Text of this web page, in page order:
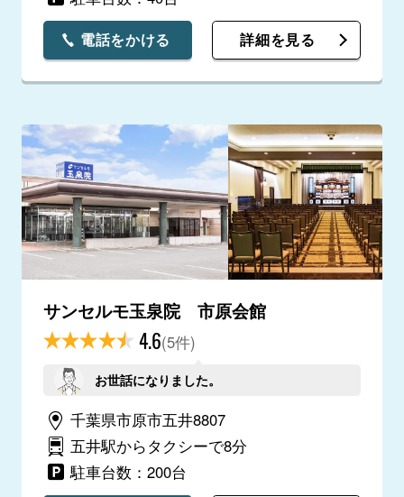
電話をかける 詳細を見る
サンセルモ玉泉院 市原会館
4.6(5件)
お世話になりました。
千葉県市原市五井8807
五井駅からタクシーで8分
駐車台数：200台